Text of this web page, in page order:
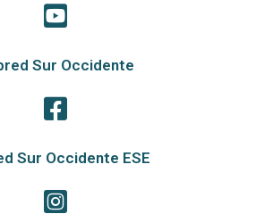
Sur Occidente
Sur Occidente ESE